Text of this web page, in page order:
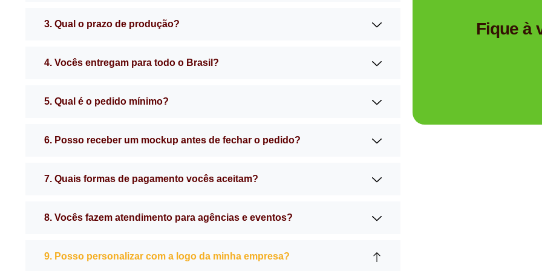
3. Qual o prazo de produção?
4. Vocês entregam para todo o Brasil?
5. Qual é o pedido mínimo?
6. Posso receber um mockup antes de fechar o pedido?
7. Quais formas de pagamento vocês aceitam?
8. Vocês fazem atendimento para agências e eventos?
9. Posso personalizar com a logo da minha empresa?
Fique à
Tem dúvidas se a